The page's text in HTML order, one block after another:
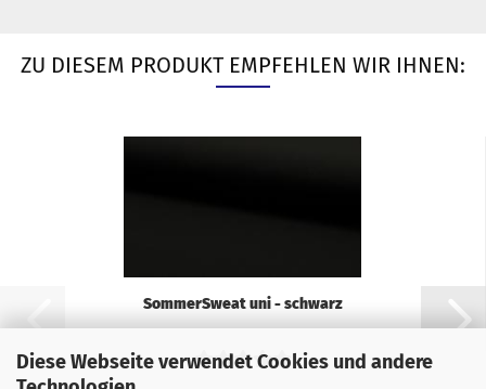
Diese Webseite verwendet Cookies und andere
ZU DIESEM PRODUKT EMPFEHLEN WIR IHNEN:
SommerSweat uni - schwarz